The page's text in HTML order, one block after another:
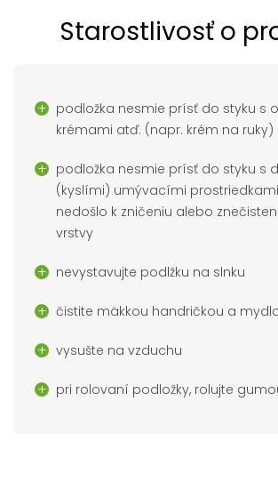
Starostlivosť o
podložka nesmie prísť do styku s
krémami atď. (napr. krém na ruky)
podložka nesmie prísť do styku s
(kyslími) umývacími
nedošlo k zničeniu alebo
vrstvy
nevystavujte podlžku na slnku
čistite mäkkou handričkou a
vysušte na vzduchu
pri rolovaní podložky, rolujte